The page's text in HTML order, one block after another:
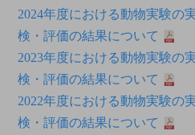
2024年度における動物実験の
検・評価の結果について
2023年度における動物実験の
検・評価の結果について
2022年度における動物実験の
検・評価の結果について